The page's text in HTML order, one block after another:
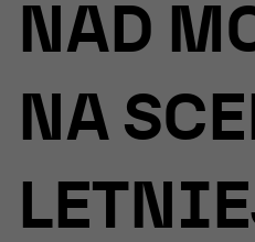
Spektakle
Sponsorzy
Kontakt & Zespół
Edukacja
NAD
NA